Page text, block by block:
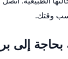
وقتك.
بحاجة إلى